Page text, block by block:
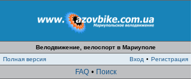
Велодвижение, велоспорт в Мариуполе
Полная версия
Вход • Регистрация
FAQ • Поиск